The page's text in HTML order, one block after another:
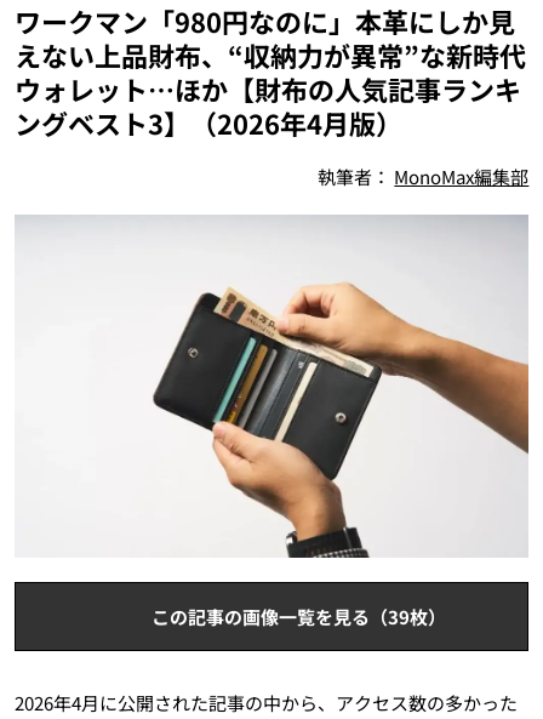
ワークマン「980円なのに」本革にしか見
えない上品財布、“収納力が異常”な新時代
ウォレット…ほか【財布の人気記事ランキ
ングベスト3】（2026年4月版）
執筆者： MonoMax編集部
この記事の画像一覧を見る（39枚）
2026年4月に公開された記事の中から、アクセス数の多かった